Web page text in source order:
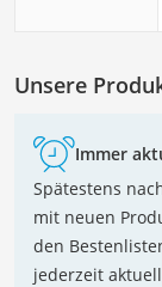
Unsere
Immer
Spätestens
mit neuen
den
jederzeit